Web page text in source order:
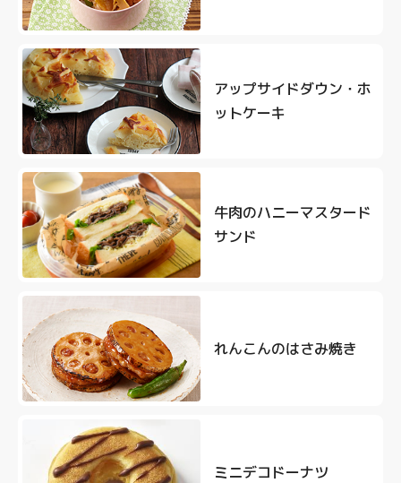
アップサイドダウン・ホ
ットケーキ
牛肉のハニーマスタード
サンド
れんこんのはさみ焼き
ミニデコドーナツ